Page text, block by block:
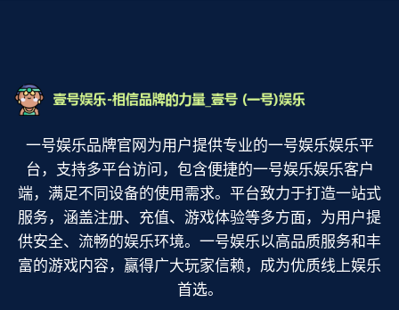
一号娱乐品牌官网为用户提供专业的一号娱乐娱乐平
台，支持多平台访问，包含便捷的一号娱乐娱乐客户
端，满足不同设备的使用需求。平台致力于打造一站式
服务，涵盖注册、充值、游戏体验等多方面，为用户提
供安全、流畅的娱乐环境。一号娱乐以高品质服务和丰
富的游戏内容，赢得广大玩家信赖，成为优质线上娱乐
首选。